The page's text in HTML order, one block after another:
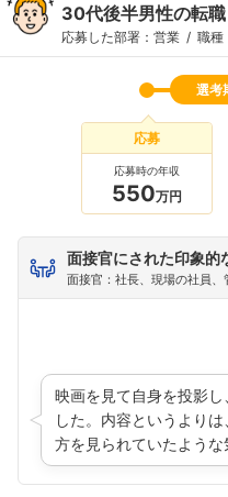
30代後半男性の転
応募した部署：営業 職種
選考
応募
応募時の年収
550万円
面接官にされた印象的
面接官：社長、現場の社員、
映画を見て自身を投影し
した。内容というより
方を見られていたような